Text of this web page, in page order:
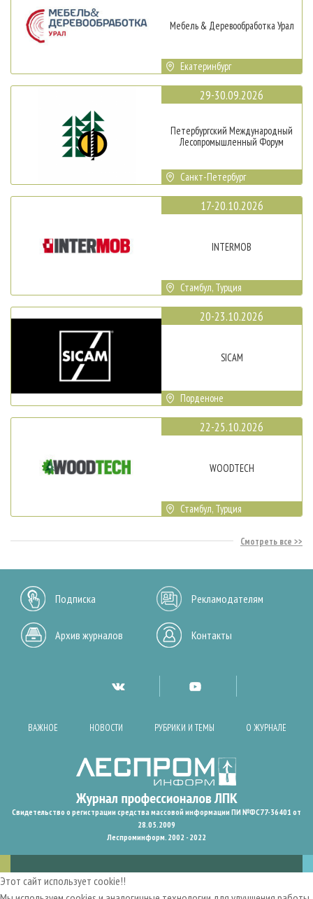
Мебель & Деревообработка Урал
Екатеринбург
29-30.09.2026
Петербургский Международный
Лесопромышленный Форум
Санкт-Петербург
17-20.10.2026
INTERMOB
Стамбул, Турция
20-23.10.2026
SICAM
Порденоне
22-25.10.2026
WOODTECH
Стамбул, Турция
Смотреть все
Подписка Рекламодателям
Архив журналов Контакты
ВАЖНОЕ НОВОСТИ РУБРИКИ И ТЕМЫ О ЖУРНАЛЕ
Свидетельство о регистрации средства массовой информации ПИ №ФС77-36401 от
28.05.2009
Леспроминформ. 2002 - 2022
Этот сайт использует cookie!!